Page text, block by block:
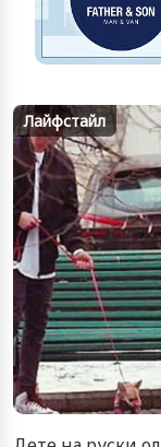
Лайфстайл